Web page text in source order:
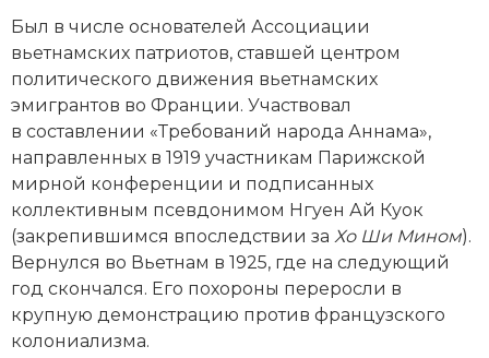
Политическая история
Революции и народные движения
Религия и церковь
Россия
Северная Америка
Социально-экономическая история
Специальные исторические дисциплины
Был в числе основателей Ассоциации
вьетнамских патриотов, ставшей центром
политического движения вьетнамских
эмигрантов во Франции. Участвовал
в составлении «Требований народа Аннама»,
направленных в 1919 участникам Парижской
мирной конференции и подписанных
коллективным псевдонимом Нгуен Ай Куок
(закрепившимся впоследствии за Хо Ши Мином).
Вернулся во Вьетнам в 1925, где на следующий
год скончался. Его похороны переросли в
крупную демонстрацию против французского
колониализма.